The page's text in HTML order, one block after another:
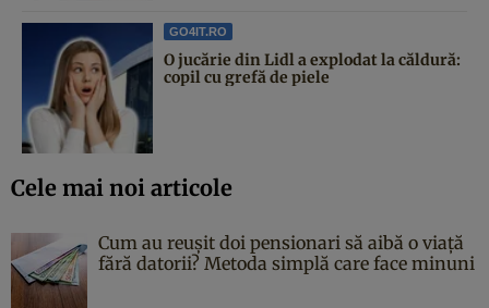
GO4IT.RO
O jucărie din Lidl a explodat la căldură:
copil cu grefă de piele
Cele mai noi articole
Cum au reușit doi pensionari să aibă o viață
fără datorii? Metoda simplă care face minuni